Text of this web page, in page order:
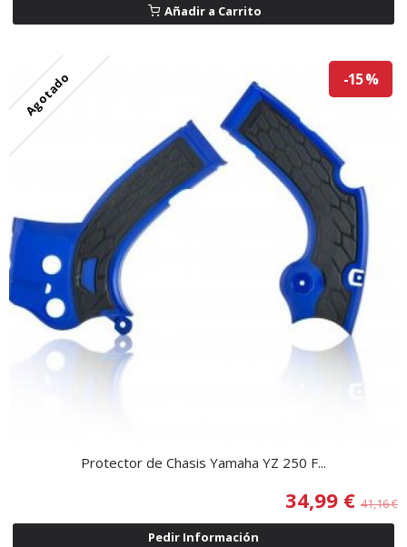
Añadir a Carrito
Agotado -15 %
Protector de Chasis Yamaha YZ 250 F...
34,99 € 41,16 €
Pedir Información